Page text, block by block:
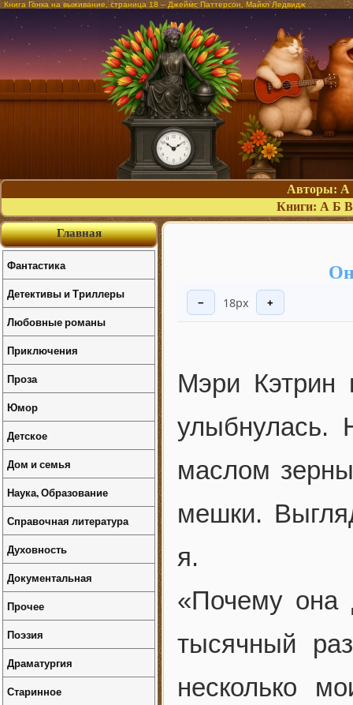
Книга Гонка на выживание, страница 18 – Джеймс Паттерсон, Майкл Ледвидж
Авторы: А
Книги: А Б В
− 18px +
Мэри Кэтрин
улыбнулась.
маслом
мешки.
я.
«Почему
тысячный
несколько
Главная
Фантастика
Детективы и Триллеры
Любовные романы
Приключения
Проза
Юмор
Детское
Дом и семья
Наука, Образование
Справочная литература
Духовность
Документальная
Прочее
Поэзия
Драматургия
Старинное